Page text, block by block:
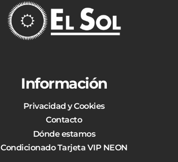
Información
Privacidad y Cookies
Contacto
Dónde estamos
Condicionado Tarjeta VIP NEON